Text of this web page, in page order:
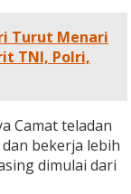
Turut Menari
TNI, Polri,
Camat teladan
bekerja lebih
dimulai dari